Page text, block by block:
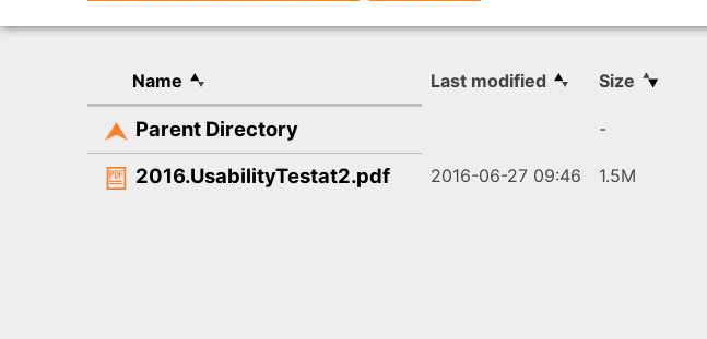
Name Last modified Size
Parent Directory -
2016.UsabilityTestat2.pdf 2016-06-27 09:46 1.5M